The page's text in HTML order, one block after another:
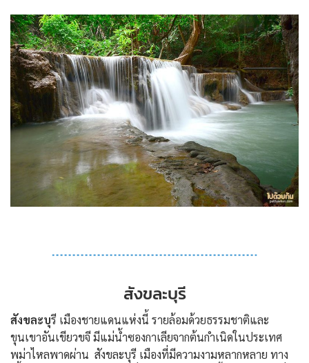
สังขละบุรี
สังขละบุรี เมืองชายแดนแห่งนี้ รายล้อมด้วยธรรมชาติและ
ขุนเขาอันเขียวขจี มีแม่น้ำซองกาเลียจากต้นกำเนิดในประเทศ
พม่าไหลพาดผ่าน สังขละบุรี เมืองที่มีความงามหลากหลาย ทาง